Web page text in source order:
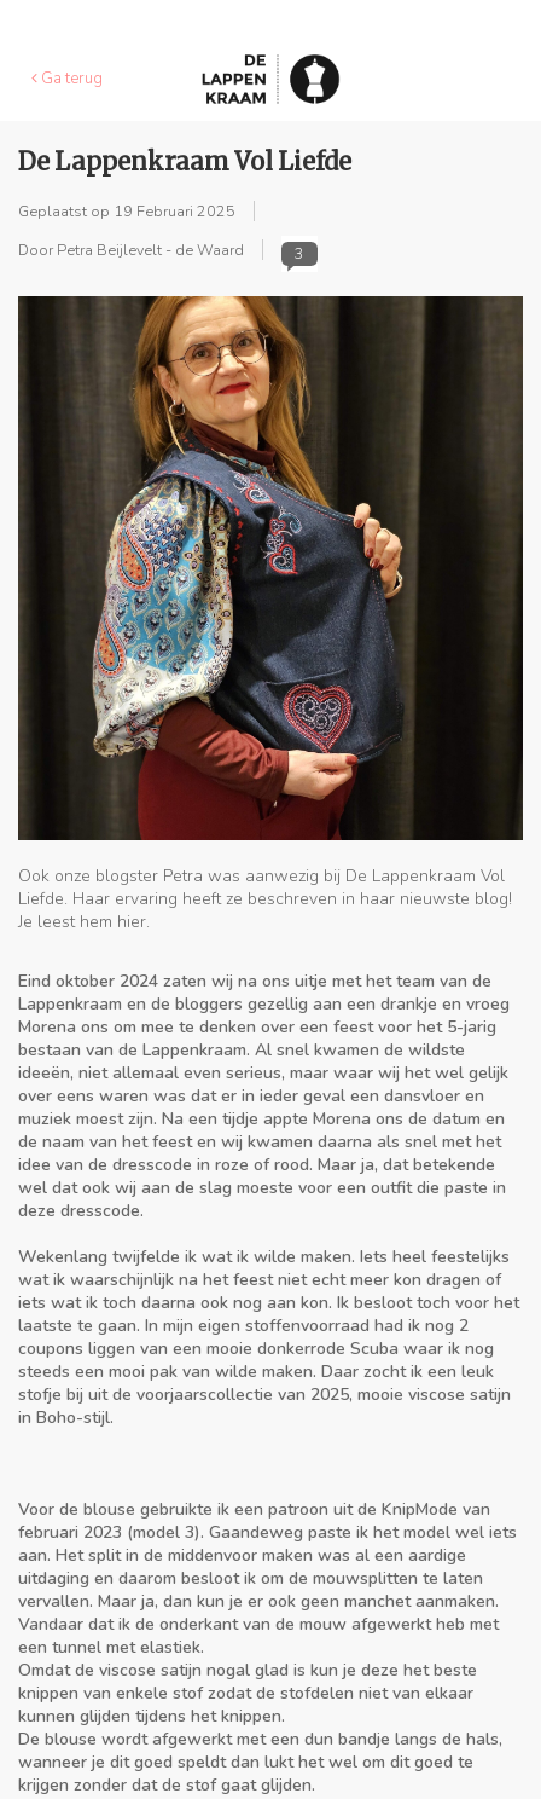
Ga terug
De Lappenkraam Vol Liefde
Geplaatst op 19 Februari 2025
Door Petra Beijlevelt - de Waard
3
Ook onze blogster Petra was aanwezig bij De Lappenkraam Vol
Liefde. Haar ervaring heeft ze beschreven in haar nieuwste blog!
Je leest hem hier.
Eind oktober 2024 zaten wij na ons uitje met het team van de
Lappenkraam en de bloggers gezellig aan een drankje en vroeg
Morena ons om mee te denken over een feest voor het 5-jarig
bestaan van de Lappenkraam. Al snel kwamen de wildste
ideeën, niet allemaal even serieus, maar waar wij het wel gelijk
over eens waren was dat er in ieder geval een dansvloer en
muziek moest zijn. Na een tijdje appte Morena ons de datum en
de naam van het feest en wij kwamen daarna als snel met het
idee van de dresscode in roze of rood. Maar ja, dat betekende
wel dat ook wij aan de slag moeste voor een outfit die paste in
deze dresscode.
Wekenlang twijfelde ik wat ik wilde maken. Iets heel feestelijks
wat ik waarschijnlijk na het feest niet echt meer kon dragen of
iets wat ik toch daarna ook nog aan kon. Ik besloot toch voor het
laatste te gaan. In mijn eigen stoffenvoorraad had ik nog 2
coupons liggen van een mooie donkerrode Scuba waar ik nog
steeds een mooi pak van wilde maken. Daar zocht ik een leuk
stofje bij uit de voorjaarscollectie van 2025, mooie viscose satijn
in Boho-stijl.
Voor de blouse gebruikte ik een patroon uit de KnipMode van
februari 2023 (model 3). Gaandeweg paste ik het model wel iets
aan. Het split in de middenvoor maken was al een aardige
uitdaging en daarom besloot ik om de mouwsplitten te laten
vervallen. Maar ja, dan kun je er ook geen manchet aanmaken.
Vandaar dat ik de onderkant van de mouw afgewerkt heb met
een tunnel met elastiek.
Omdat de viscose satijn nogal glad is kun je deze het beste
knippen van enkele stof zodat de stofdelen niet van elkaar
kunnen glijden tijdens het knippen.
De blouse wordt afgewerkt met een dun bandje langs de hals,
wanneer je dit goed speldt dan lukt het wel om dit goed te
krijgen zonder dat de stof gaat glijden.